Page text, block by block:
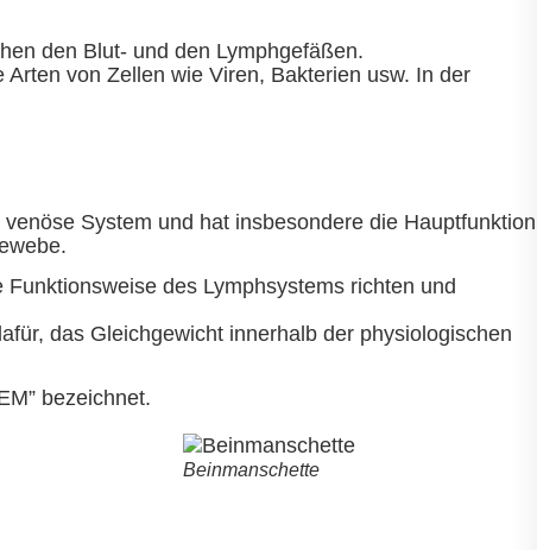
den Blut- und den Lymphgefäßen.
von Zellen wie Viren, Bakterien usw. In der
System und hat insbesondere die Hauptfunktion
des Lymphsystems richten und
das Gleichgewicht innerhalb der physiologischen
bezeichnet.
Beinmanschette